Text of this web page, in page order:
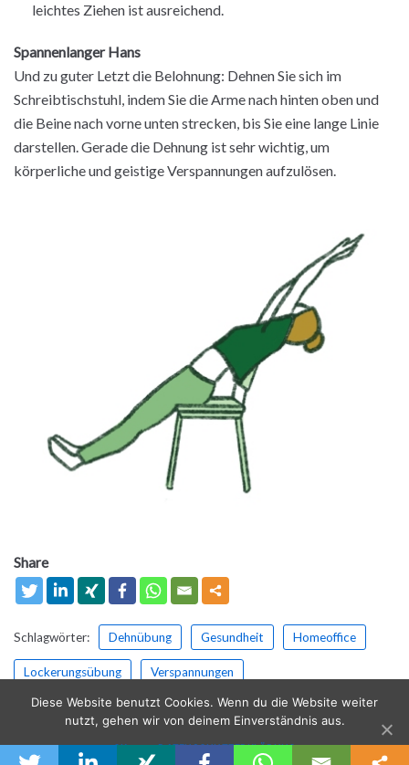
leichtes Ziehen ist ausreichend.
Spannenlanger Hans
Und zu guter Letzt die Belohnung: Dehnen Sie sich im
Schreibtischstuhl, indem Sie die Arme nach hinten oben und
die Beine nach vorne unten strecken, bis Sie eine lange Linie
darstellen. Gerade die Dehnung ist sehr wichtig, um
körperliche und geistige Verspannungen aufzulösen.
Share
Schlagwörter: Dehnübung Gesundheit Homeoffice
Lockerungsübung Verspannungen
Diese Website benutzt Cookies. Wenn du die Website weiter
nutzt, gehen wir von deinem Einverständnis aus.
OK DATENSCHUTZERKLÄRUNG